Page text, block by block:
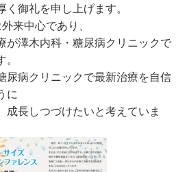
御礼を申し上げます。
来中心であり、
が澤木内科・糖尿病クリニックで
尿病クリニックで最新治療を自信
に
成長しつづけたいと考えていま